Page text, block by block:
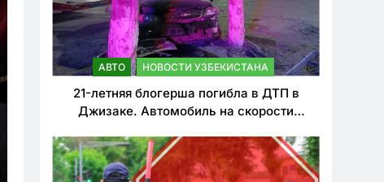
АВТО НОВОСТИ УЗБЕКИСТАНА
21-летняя блогерша погибла в ДТП в
Джизаке. Автомобиль на скорости